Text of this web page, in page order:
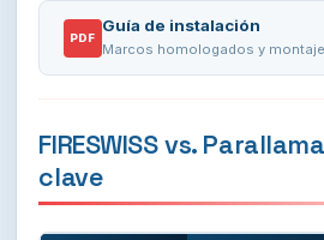
PDF
Guía de instalación
Marcos homologados y montaje
FIRESWISS vs.
clave